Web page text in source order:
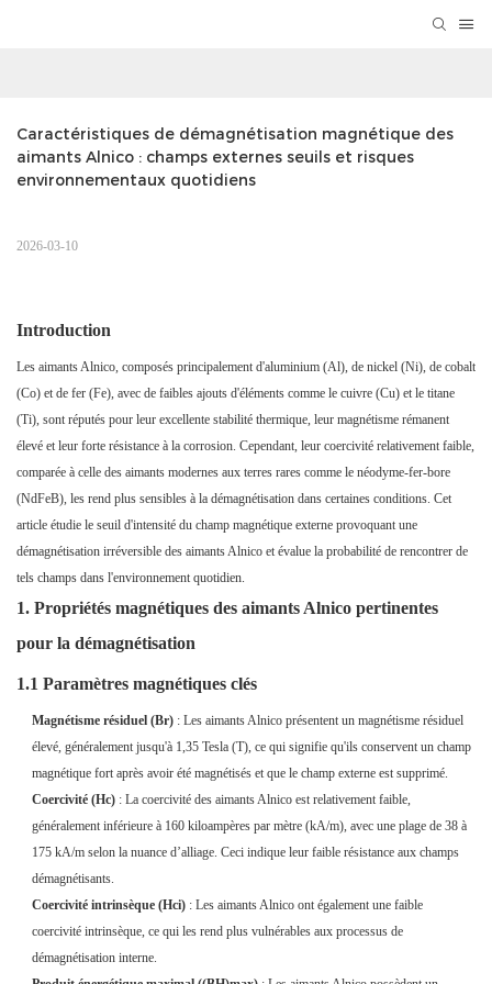
Caractéristiques de démagnétisation magnétique des
aimants Alnico : champs externes seuils et risques
environnementaux quotidiens
2026-03-10
Introduction
Les aimants Alnico, composés principalement d'aluminium (Al), de nickel (Ni), de cobalt
(Co) et de fer (Fe), avec de faibles ajouts d'éléments comme le cuivre (Cu) et le titane
(Ti), sont réputés pour leur excellente stabilité thermique, leur magnétisme rémanent
élevé et leur forte résistance à la corrosion. Cependant, leur coercivité relativement faible,
comparée à celle des aimants modernes aux terres rares comme le néodyme-fer-bore
(NdFeB), les rend plus sensibles à la démagnétisation dans certaines conditions. Cet
article étudie le seuil d'intensité du champ magnétique externe provoquant une
démagnétisation irréversible des aimants Alnico et évalue la probabilité de rencontrer de
tels champs dans l'environnement quotidien.
1. Propriétés magnétiques des aimants Alnico pertinentes
pour la démagnétisation
1.1 Paramètres magnétiques clés
Magnétisme résiduel (Br) : Les aimants Alnico présentent un magnétisme résiduel
élevé, généralement jusqu'à 1,35 Tesla (T), ce qui signifie qu'ils conservent un champ
magnétique fort après avoir été magnétisés et que le champ externe est supprimé.
Coercivité (Hc) : La coercivité des aimants Alnico est relativement faible,
généralement inférieure à 160 kiloampères par mètre (kA/m), avec une plage de 38 à
175 kA/m selon la nuance d’alliage. Ceci indique leur faible résistance aux champs
démagnétisants.
Coercivité intrinsèque (Hci) : Les aimants Alnico ont également une faible
coercivité intrinsèque, ce qui les rend plus vulnérables aux processus de
démagnétisation interne.